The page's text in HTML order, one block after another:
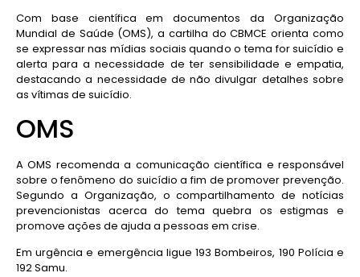
Com base científica em documentos da Organização
Mundial de Saúde (OMS), a cartilha do CBMCE orienta como
se expressar nas mídias sociais quando o tema for suicídio e
alerta para a necessidade de ter sensibilidade e empatia,
destacando a necessidade de não divulgar detalhes sobre
as vítimas de suicídio.
OMS
A OMS recomenda a comunicação científica e responsável
sobre o fenômeno do suicídio a fim de promover prevenção.
Segundo a Organização, o compartilhamento de notícias
prevencionistas acerca do tema quebra os estigmas e
promove ações de ajuda a pessoas em crise.
Em urgência e emergência ligue 193 Bombeiros, 190 Polícia e
192 Samu.